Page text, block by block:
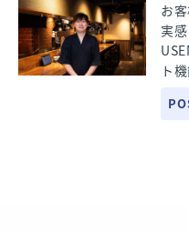
お
実感
ト